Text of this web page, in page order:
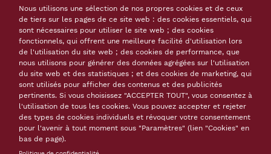
patrimoine
patrimoine mondial
patrimoine
naturel et paysager
développement
touristique
infrastructure touristique
fréquentation touristique
tourisme durable
retombée économique
valorisation du
patrimoine
équipement culturel
public
promotion
(46.29 Ko)
Nous utilisons une sélection de nos propres cookies et de ceux
de tiers sur les pages de ce site web : des cookies essentiels, qui
sont nécessaires pour utiliser le site web ; des cookies
fonctionnels, qui offrent une meilleure facilité d'utilisation lors
de l'utilisation du site web ; des cookies de performance, que
nous utilisons pour générer des données agrégées sur l'utilisation
du site web et des statistiques ; et des cookies de marketing, qui
sont utilisés pour afficher des contenus et des publicités
pertinents. Si vous choisissez "ACCEPTER TOUT", vous consentez à
l'utilisation de tous les cookies. Vous pouvez accepter et rejeter
des types de cookies individuels et révoquer votre consentement
pour l'avenir à tout moment sous "Paramètres" (lien "Cookies" en
bas de page).